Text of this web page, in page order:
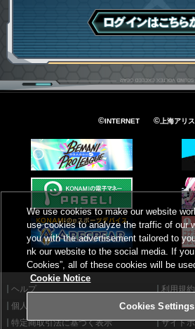
ログインはこちら
©INTERNET ©上海アリ
ヘルプ
利用規約
個人情報等保護方針
外部送信
特定商取引法に基づく表示
サイト
We use cookies to make our website
use cookies to analyze the traffic of our
you with the advertisement tailored to
nk our website to the social media. If you
Cookies”, all of these cookies will be
Cookie Notice
Cookies Settings